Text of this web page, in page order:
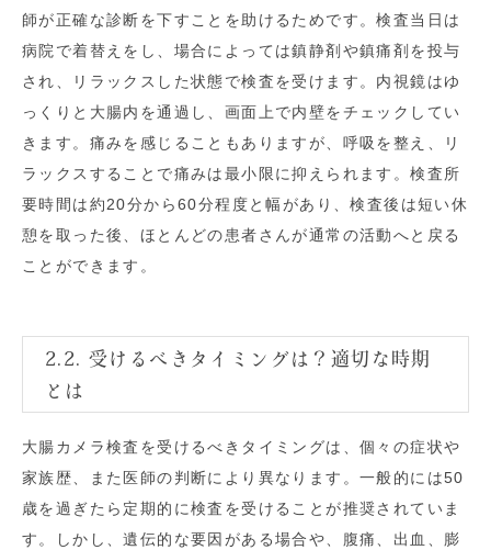
師が正確な診断を下すことを助けるためです。検査当日は
病院で着替えをし、場合によっては鎮静剤や鎮痛剤を投与
され、リラックスした状態で検査を受けます。内視鏡はゆ
っくりと大腸内を通過し、画面上で内壁をチェックしてい
きます。痛みを感じることもありますが、呼吸を整え、リ
ラックスすることで痛みは最小限に抑えられます。検査所
要時間は約20分から60分程度と幅があり、検査後は短い休
憩を取った後、ほとんどの患者さんが通常の活動へと戻る
ことができます。
2.2. 受けるべきタイミングは？適切な時期
とは
大腸カメラ検査を受けるべきタイミングは、個々の症状や
家族歴、また医師の判断により異なります。一般的には50
歳を過ぎたら定期的に検査を受けることが推奨されていま
す。しかし、遺伝的な要因がある場合や、腹痛、出血、膨